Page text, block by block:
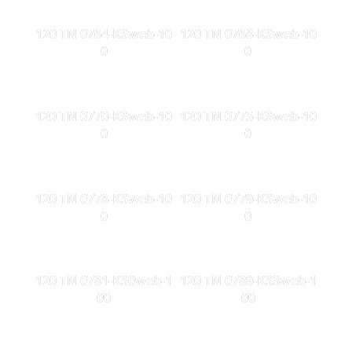
120 TN 0764-KSweb-10
0
120 TN 0768-KSweb-10
0
120 TN 0770-KSweb-10
0
120 TN 0775-KSweb-10
0
120 TN 0778-KSweb-10
0
120 TN 0779-KSweb-10
0
120 TN 0781-KS0web-1
00
120 TN 0789-KS3web-1
00